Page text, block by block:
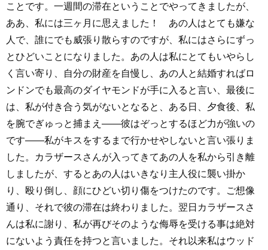
ことです。一週間の滞在ということでやってきましたが、
ああ、私には三ヶ月に思えました！ あの人はとても嫌な
人で、誰にでも威張り散らすのですが、私にはさらにずっ
とひどいことになりました。あの人は私にとてもいやらし
く言い寄り、自分の財産を自慢し、あの人と結婚すればロ
ンドンでも最高のダイヤモンドが手に入ると言い、最後に
は、私が付き合う気がないとなると、ある日、夕食後、私
を腕でぎゅっと捕まえ――彼はぞっとするほど力が強いの
です――私がキスをするまで行かせやしないと言い張りま
した。カラザースさんが入ってきてあの人を私から引き離
しましたが、するとあの人はいきなり主人役に襲い掛か
り、殴り倒し、顔にひどい切り傷をつけたのです。ご想像
通り、それで彼の滞在は終わりました。翌日カラザースさ
んは私に謝り、私が再びそのような侮辱を受ける事は絶対
にないよう責任を持つと言いました。それ以来私はウッド